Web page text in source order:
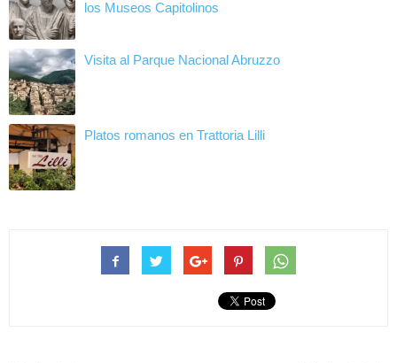
los Museos Capitolinos
Visita al Parque Nacional Abruzzo
Platos romanos en Trattoria Lilli